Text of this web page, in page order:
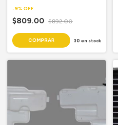
-9% OFF
$809.00 $892.00
30 en stock